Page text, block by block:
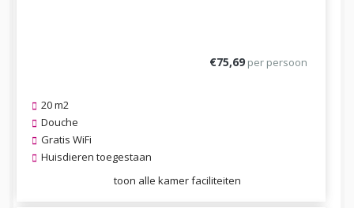
€75,69 per persoon
20 m2
Douche
Gratis WiFi
Huisdieren toegestaan
toon alle kamer faciliteiten